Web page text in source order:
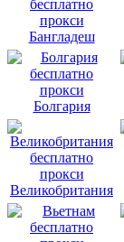
Бангладеш
Болгария
Великобритания